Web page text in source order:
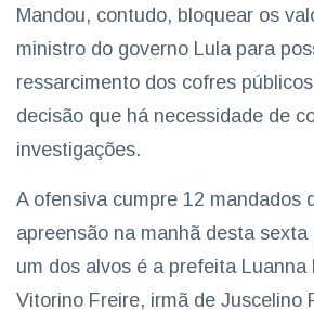
Mandou, contudo, bloquear os
ministro do governo Lula para
ressarcimento dos cofres
decisão que há necessidade de
investigações.
A ofensiva cumpre 12 mandados
apreensão na manhã desta sexta
um dos alvos é a prefeita Luanna
Vitorino Freire, irmã de Juscelino